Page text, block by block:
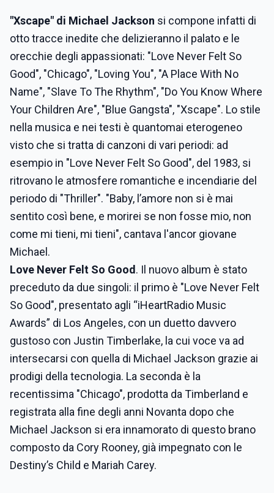
"Xscape" di Michael Jackson si compone infatti di
otto tracce inedite che delizieranno il palato e le
orecchie degli appassionati: "Love Never Felt So
Good", "Chicago", "Loving You", "A Place With No
Name", "Slave To The Rhythm", "Do You Know Where
Your Children Are", "Blue Gangsta", "Xscape". Lo stile
nella musica e nei testi è quantomai eterogeneo
visto che si tratta di canzoni di vari periodi: ad
esempio in "Love Never Felt So Good", del 1983, si
ritrovano le atmosfere romantiche e incendiarie del
periodo di "Thriller". "Baby, l’amore non si è mai
sentito così bene, e morirei se non fosse mio, non
come mi tieni, mi tieni", cantava l'ancor giovane
Michael.
Love Never Felt So Good . Il nuovo album è stato
preceduto da due singoli: il primo è "Love Never Felt
So Good", presentato agli “iHeartRadio Music
Awards” di Los Angeles, con un duetto davvero
gustoso con Justin Timberlake, la cui voce va ad
intersecarsi con quella di Michael Jackson grazie ai
prodigi della tecnologia. La seconda è la
recentissima "Chicago", prodotta da Timberland e
registrata alla fine degli anni Novanta dopo che
Michael Jackson si era innamorato di questo brano
composto da Cory Rooney, già impegnato con le
Destiny’s Child e Mariah Carey.